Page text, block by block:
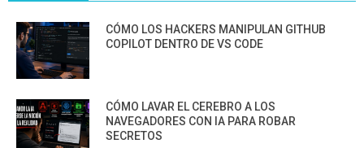
CÓMO LOS HACKERS MANIPULAN GITHUB
COPILOT DENTRO DE VS CODE
CÓMO LAVAR EL CEREBRO A LOS
NAVEGADORES CON IA PARA ROBAR
SECRETOS